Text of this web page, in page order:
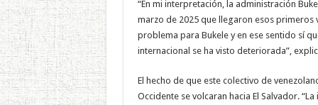
“En mi interpretación, la administración
marzo de 2025 que llegaron esos primeros
problema para Bukele y en ese sentido sí
internacional se ha visto deteriorada”,
El hecho de que este colectivo de
Occidente se volcaran hacia El Salvador.